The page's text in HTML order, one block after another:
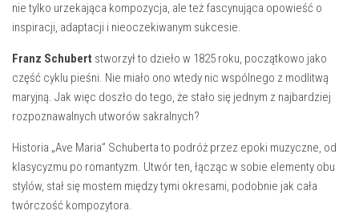
nie tylko urzekająca kompozycja, ale też fascynująca opowieść o
inspiracji, adaptacji i nieoczekiwanym sukcesie.
Franz Schubert stworzył to dzieło w 1825 roku, początkowo jako
część cyklu pieśni. Nie miało ono wtedy nic wspólnego z modlitwą
maryjną. Jak więc doszło do tego, że stało się jednym z najbardziej
rozpoznawalnych utworów sakralnych?
Historia „Ave Maria” Schuberta to podróż przez epoki muzyczne, od
klasycyzmu po romantyzm. Utwór ten, łącząc w sobie elementy obu
stylów, stał się mostem między tymi okresami, podobnie jak cała
twórczość kompozytora.